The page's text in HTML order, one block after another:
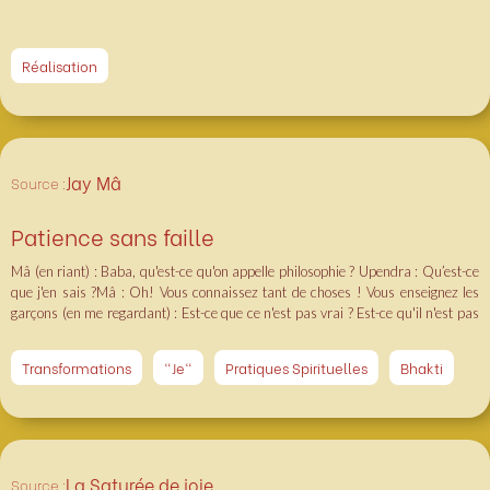
Réalisation
Source :Jay Mâ
Patience sans faille
Mâ (en riant) : Baba, qu'est-ce qu'on appelle philosophie ? Upendra : Qu’est-ce
que j'en sais ?Mâ : Oh! Vous connaissez tant de choses ! Vous enseignez les
garçons (en me regardant) : Est-ce que ce n'est pas vrai ? Est-ce qu'il n'est pas
retraite.Mâ (en riant) : Ainsi donc, vous êtes un enseignant plein d'expérience.
Dites-moi, qu'est-ce que signifie "philosophie"? Upendra : Je ne pourrais parler
Qu'ai-je donc étudié ? Vous, dites-nous ! Upendra : Parler de quelque chose dont
on n'a pas la connaissance, voilà ce qu'on appelle philosophie!Mâ : Peut-on parler
savoir.Mâ (en riant) : Oui, c'est savoir quelque chose sans le comprendre. Mais
Transformations "Je" Pratiques Spirituelles Bhakti
Source :La Saturée de joie